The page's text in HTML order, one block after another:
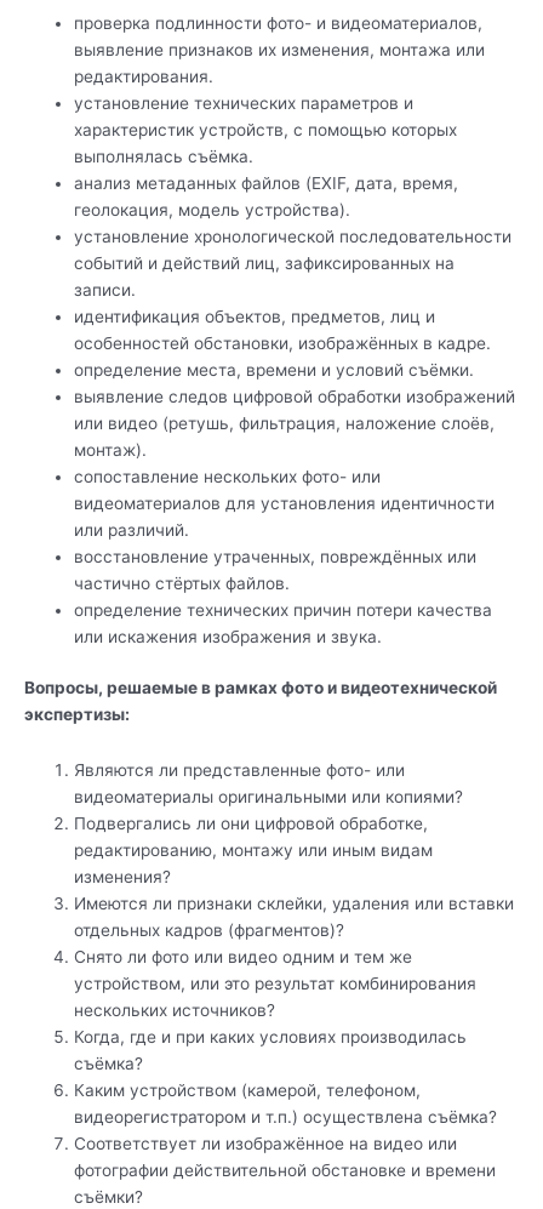
проверка подлинности фото- и видеоматериалов,
выявление признаков их изменения, монтажа или
редактирования.
установление технических параметров и
характеристик устройств, с помощью которых
выполнялась съёмка.
анализ метаданных файлов (EXIF, дата, время,
геолокация, модель устройства).
установление хронологической последовательности
событий и действий лиц, зафиксированных на
записи.
идентификация объектов, предметов, лиц и
особенностей обстановки, изображённых в кадре.
определение места, времени и условий съёмки.
выявление следов цифровой обработки изображений
или видео (ретушь, фильтрация, наложение слоёв,
монтаж).
сопоставление нескольких фото- или
видеоматериалов для установления идентичности
или различий.
восстановление утраченных, повреждённых или
частично стёртых файлов.
определение технических причин потери качества
или искажения изображения и звука.
Вопросы, решаемые в рамках фото и видеотехнической
экспертизы:
Являются ли представленные фото- или
видеоматериалы оригинальными или копиями?
Подвергались ли они цифровой обработке,
редактированию, монтажу или иным видам
изменения?
Имеются ли признаки склейки, удаления или вставки
отдельных кадров (фрагментов)?
Снято ли фото или видео одним и тем же
устройством, или это результат комбинирования
нескольких источников?
Когда, где и при каких условиях производилась
съёмка?
Каким устройством (камерой, телефоном,
видеорегистратором и т.п.) осуществлена съёмка?
Соответствует ли изображённое на видео или
фотографии действительной обстановке и времени
съёмки?